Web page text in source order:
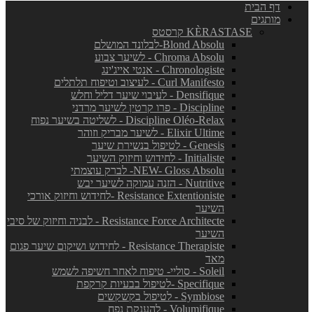
דף הבית
מותגים
KÈRASTASE קרסטס
Blond Absolu-לבלונד המושלם
Chroma Absolu - לשיער צבוע
Chronologiste - אנטי אייג'ינג
Curl Manifesto - לעיצוב וטיפוח תלתלים
Densifique - לעיבוי שיער דליל וחלש
Discipline - פרו קרטין לשיער מרדני
Discipline Oléo-Relax - לשליטה בשיער נפוח
Elixir Ultime - לשיער מבריק וזוהר
Genesis - לטיפול בנשירת שיער
Initialiste - לחידוש וחיזוק השיער
NEW- Gloss Absolu- לברק עוצמתי
Nutritive - הזנה עמוקה לשיער יבש
Resistance Extentioniste -לחידוש וחיזוק אורכי
השיער
Resistance Force Architecte - לבניה וחיזוק של סיבי
השיער
Resistance Therapiste - לחידוש ושיקום שיער פגום
מאד
Soleil - סוליי- טיפוח לאחר חשיפה לשמש
Specifique -לטיפול בבעיות קרקפת
Symbiose - לטיפול בקשקשים
Volumifique - להענקת נפח